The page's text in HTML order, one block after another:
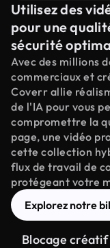
Utilisez des
pour une
sécurité
Avec des millions
commerciaux et
Coverr allie
de l'IA pour vous
compromettre la
page, une vidéo
cette collection
flux de travail de
protégeant votre
Explorez notre
Blocage créatif